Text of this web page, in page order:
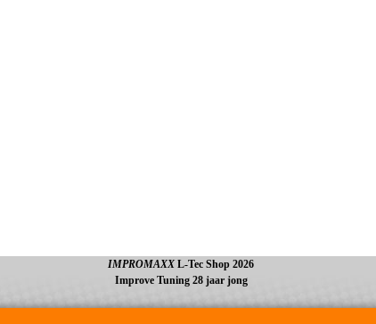
IMPROMAXX L-Tec Shop 2026
Improve Tuning 28 jaar jong